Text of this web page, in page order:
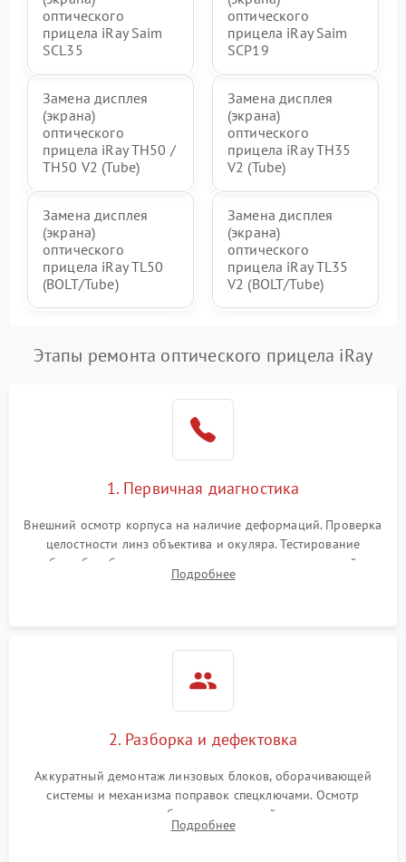
оптического
прицела iRay Saim
SCL35
оптического
прицела iRay Saim
SCP19
Замена дисплея
(экрана)
оптического
прицела iRay TH50 /
TH50 V2 (Tube)
Замена дисплея
(экрана)
оптического
прицела iRay TH35
V2 (Tube)
Замена дисплея
(экрана)
оптического
прицела iRay TL50
(BOLT/Tube)
Замена дисплея
(экрана)
оптического
прицела iRay TL35
V2 (BOLT/Tube)
Этапы ремонта оптического прицела iRay
1. Первичная диагностика
Внешний осмотр корпуса на наличие деформаций. Проверка
целостности линз объектива и окуляра. Тестирование
работы барабанчиков ввода поправок, кольца отстройки
параллакса и зума. Выявление сколов, внутренних
Подробнее
2. Разборка и дефектовка
Аккуратный демонтаж линзовых блоков, оборачивающей
системы и механизма поправок спецключами. Осмотр
внутренних резьбовых соединений, пружин и
уплотнительных колец. Поиск причин люфта, смещения
Подробнее